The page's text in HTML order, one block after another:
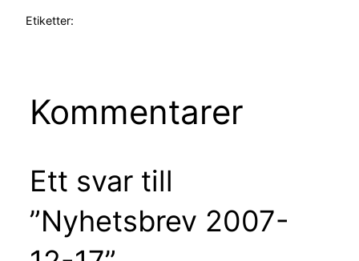
Etiketter:
Kommentarer
Ett svar till
”Nyhetsbrev 2007-